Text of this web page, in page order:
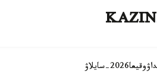
وقيعا2026-سايلاۋ